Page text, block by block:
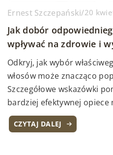
Ernest Szczepański/20
Jak dobór
wpływać na zdrowie i
Odkryj, jak wybór
włosów może znacząco
Szczegółowe wskazówki
bardziej efektywnej opiece
CZYTAJ DALEJ